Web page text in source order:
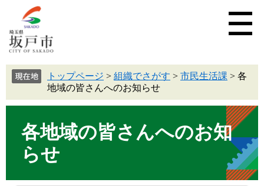
トップページ > 組織でさがす > 市民生活課 > 各
地域の皆さんへのお知らせ
各地域の皆さんへのお知
らせ